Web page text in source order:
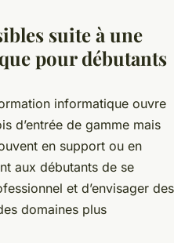
suite à une
pour débutants
informatique ouvre
d’entrée de gamme mais
en support ou en
aux débutants de se
et d’envisager des
domaines plus